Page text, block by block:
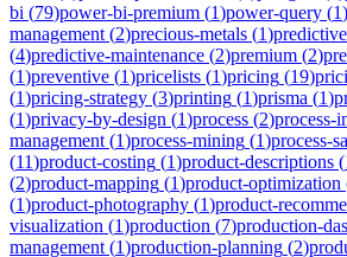
bi (79)power-bi-premium (1)power-query (1)
management (2)precious-metals (1)
(4)predictive-maintenance (2)premium (2)
(1)preventive (1)pricelists (1)pricing (19)
(1)pricing-strategy (3)printing (1)prisma (1)
(1)privacy-by-design (1)process (2)process-
management (1)process-mining (1)process-
(11)product-costing (1)product-descriptions (
(2)product-mapping (1)product-optimization
(1)product-photography (1)product-
visualization (1)production (7)production-
management (1)production-planning (2)